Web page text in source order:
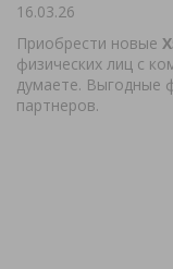
16.03.26
Приобрести новые
физических лиц с
думаете. Выгодные
партнеров.